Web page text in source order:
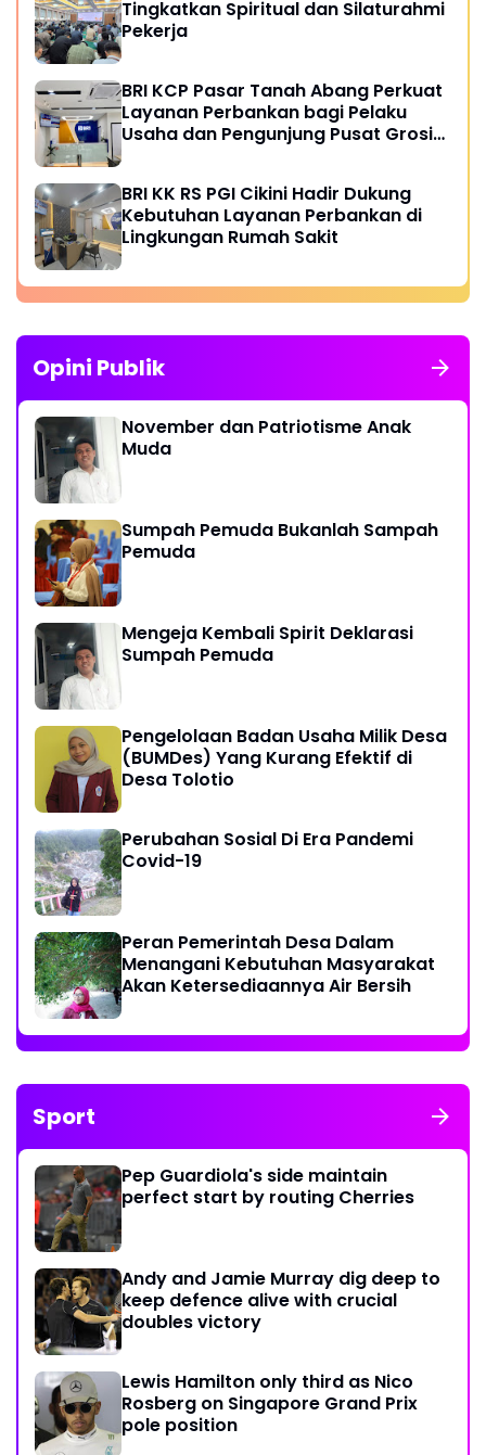
Tingkatkan Spiritual dan Silaturahmi
Pekerja
BRI KCP Pasar Tanah Abang Perkuat
Layanan Perbankan bagi Pelaku
Usaha dan Pengunjung Pusat Grosir
BRI KK RS PGI Cikini Hadir Dukung
Kebutuhan Layanan Perbankan di
Lingkungan Rumah Sakit
Opini Publik
November dan Patriotisme Anak
Muda
Sumpah Pemuda Bukanlah Sampah
Pemuda
Mengeja Kembali Spirit Deklarasi
Sumpah Pemuda
Pengelolaan Badan Usaha Milik Desa
(BUMDes) Yang Kurang Efektif di
Desa Tolotio
Perubahan Sosial Di Era Pandemi
Covid-19
Peran Pemerintah Desa Dalam
Menangani Kebutuhan Masyarakat
Akan Ketersediaannya Air Bersih
Sport
Pep Guardiola's side maintain
perfect start by routing Cherries
Andy and Jamie Murray dig deep to
keep defence alive with crucial
doubles victory
Lewis Hamilton only third as Nico
Rosberg on Singapore Grand Prix
pole position